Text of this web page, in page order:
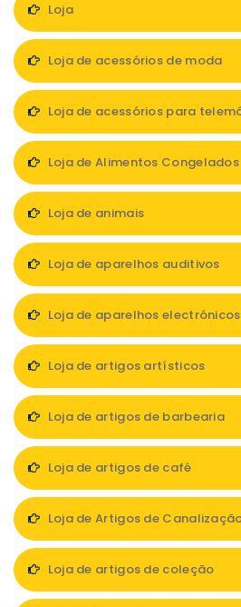
Loja
Loja de acessórios de moda
Loja de acessórios para
Loja de Alimentos Congelados
Loja de animais
Loja de aparelhos auditivos
Loja de aparelhos electrónicos
Loja de artigos artísticos
Loja de artigos de barbearia
Loja de artigos de café
Loja de Artigos de
Loja de artigos de coleção